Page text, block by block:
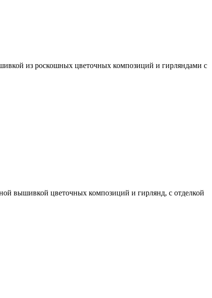
из роскошных цветочных композиций и гирляндами с
вышивкой цветочных композиций и гирлянд, с отделкой